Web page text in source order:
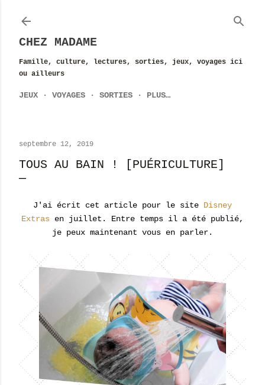
CHEZ MADAME
Famille, culture, lectures, sorties, jeux, voyages ici
ou ailleurs
JEUX VOYAGES SORTIES PLUS…
septembre 12, 2019
TOUS AU BAIN ! [PUÉRICULTURE]
J'ai écrit cet article pour le site Disney
Extras en juillet. Entre temps il a été publié,
je peux maintenant vous en parler.